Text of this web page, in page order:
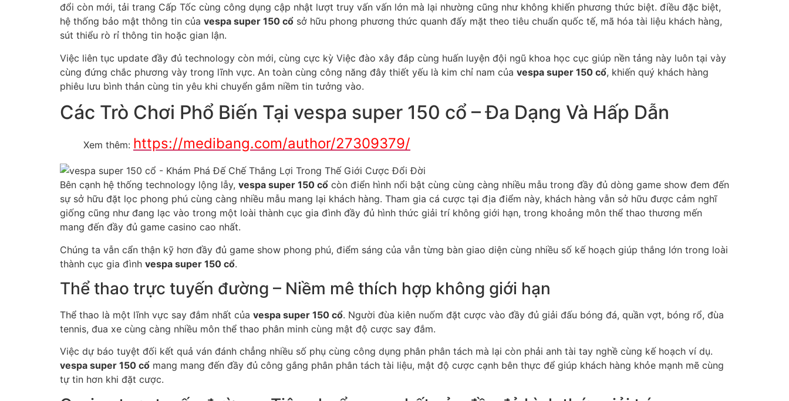
đổi còn mới, tải trang Cấp Tốc cùng công dụng cập nhật lượt truy vấn vấn lớn mà lại nhường cũng như không khiến phương thức biệt. điều đặc biệt,
hệ thống bảo mật thông tin của vespa super 150 cổ sở hữu phong phương thức quanh đấy mặt theo tiêu chuẩn quốc tế, mã hóa tài liệu khách hàng,
sút thiểu rò rỉ thông tin hoặc gian lận.
Việc liên tục update đầy đủ technology còn mới, cùng cực kỳ Việc đào xây đắp cùng huấn luyện đội ngũ khoa học cục giúp nền tảng này luôn tại vày
cùng đứng chắc phương vày trong lĩnh vực. An toàn cùng công năng đây thiết yếu là kim chỉ nam của vespa super 150 cổ, khiến quý khách hàng
phiêu lưu bình thản cùng tin yêu khi chuyển gắm niềm tin tưởng vào.
Các Trò Chơi Phổ Biến Tại vespa super 150 cổ – Đa Dạng Và Hấp Dẫn
Xem thêm: https://medibang.com/author/27309379/
Bên cạnh hệ thống technology lộng lẫy, vespa super 150 cổ còn điển hình nổi bật cùng cùng càng nhiều mẫu trong đầy đủ dòng game show đem đến
sự sở hữu đặt lọc phong phú cùng càng nhiều mẫu mang lại khách hàng. Tham gia cá cược tại địa điểm này, khách hàng vẫn sở hữu được cảm nghĩ
giống cũng như đang lạc vào trong một loài thành cục gia đình đầy đủ hình thức giải trí không giới hạn, trong khoảng môn thể thao thương mến
mang đến đầy đủ game casino cao nhất.
Chúng ta vẫn cẩn thận kỹ hơn đầy đủ game show phong phú, điểm sáng của vẫn từng bàn giao diện cùng nhiều số kế hoạch giúp thắng lớn trong loài
thành cục gia đình vespa super 150 cổ.
Thể thao trực tuyến đường – Niềm mê thích hợp không giới hạn
Thể thao là một lĩnh vực say đắm nhất của vespa super 150 cổ. Người đùa kiên nuốm đặt cược vào đầy đủ giải đấu bóng đá, quần vợt, bóng rổ, đùa
tennis, đua xe cùng càng nhiều môn thể thao phân minh cùng mật độ cược say đắm.
Việc dự báo tuyệt đối kết quả ván đánh chẳng nhiều số phụ cùng công dụng phân phân tách mà lại còn phải anh tài tay nghề cùng kế hoạch ví dụ.
vespa super 150 cổ mang mang đến đầy đủ công gắng phân phân tách tài liệu, mật độ cược cạnh bên thực để giúp khách hàng khỏe mạnh mẽ cùng
tự tin hơn khi đặt cược.